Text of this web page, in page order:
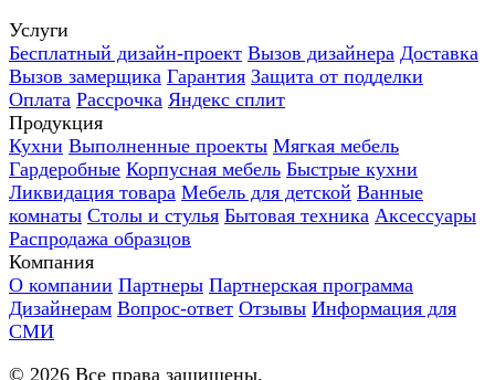
Услуги
Бесплатный дизайн-проект Вызов дизайнера Доставка
Вызов замерщика Гарантия Защита от подделки
Оплата Рассрочка Яндекс сплит
Продукция
Кухни Выполненные проекты Мягкая мебель
Гардеробные Корпусная мебель Быстрые кухни
Ликвидация товара Мебель для детской Ванные
комнаты Столы и стулья Бытовая техника Аксессуары
Распродажа образцов
Компания
О компании Партнеры Партнерская программа
Дизайнерам Вопрос-ответ Отзывы Информация для
СМИ
© 2026 Все права защищены.